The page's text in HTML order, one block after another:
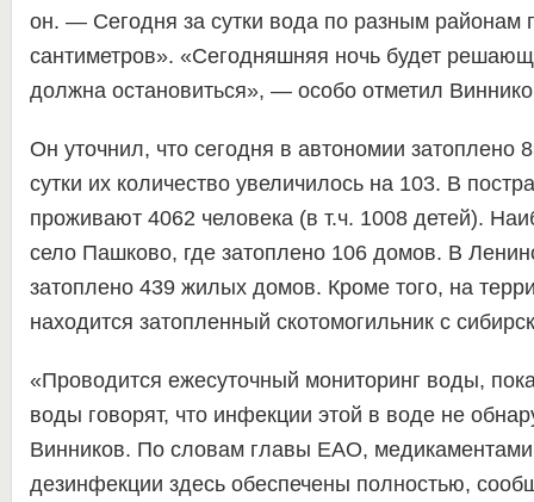
он. — Сегодня за сутки вода по разным районам
сантиметров». «Сегодняшняя ночь будет
должна остановиться», — особо отметил
Он уточнил, что сегодня в автономии затоплено
сутки их количество увеличилось на 103. В
проживают 4062 человека (в т.ч. 1008 детей).
село Пашково, где затоплено 106 домов. В
затоплено 439 жилых домов. Кроме того, на
находится затопленный скотомогильник с
«Проводится ежесуточный мониторинг воды,
воды говорят, что инфекции этой в воде не
Винников. По словам главы ЕАО,
дезинфекции здесь обеспечены полностью,